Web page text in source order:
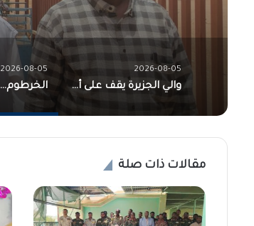
2026-08-05
والي الجزيرة يقف على أوضاع العناية المكثفة بمستشفى ود مدني عقب احتواء حريق محدود ناجم عن صعق كهربائي
2026-08-05
مقالات ذات صلة